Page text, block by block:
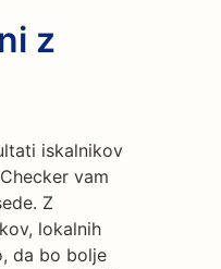
z
iskalnikov
vam
Z
lokalnih
da bo bolje